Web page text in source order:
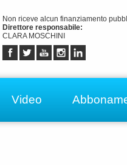
Non riceve alcun finanziamento
Direttore responsabile:
CLARA MOSCHINI
Video